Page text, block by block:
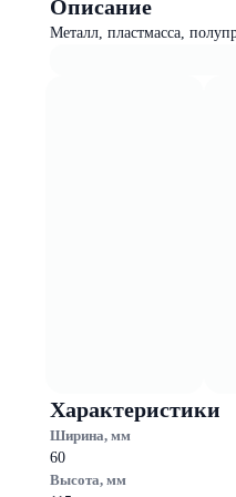
Описание
Металл, пластмасса,
Характеристики
Ширина, мм
60
Высота, мм